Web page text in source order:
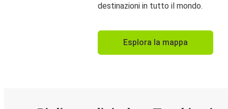
destinazioni in tutto il mondo.
Esplora la mappa